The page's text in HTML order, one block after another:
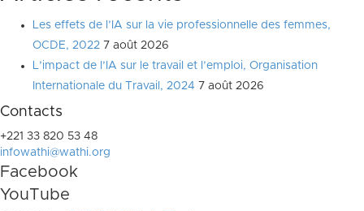
Les effets de l’IA sur la vie professionnelle des femmes,
OCDE, 2022 7 août 2026
L’impact de l’IA sur le travail et l’emploi, Organisation
Internationale du Travail, 2024 7 août 2026
Contacts
+221 33 820 53 48
infowathi@wathi.org
Facebook
YouTube